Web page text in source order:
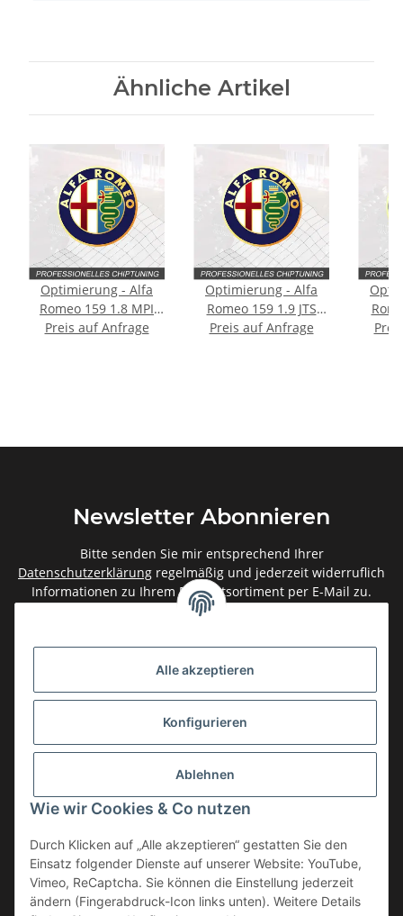
Alle akzeptieren
Konfigurieren
Ablehnen
Wie wir Cookies & Co nutzen
Durch Klicken auf „Alle akzeptieren“ gestatten Sie den
Einsatz folgender Dienste auf unserer Website: YouTube,
Vimeo, ReCaptcha. Sie können die Einstellung jederzeit
ändern (Fingerabdruck-Icon links unten). Weitere Details
Ähnliche Artikel
Optimierung - Alfa
Romeo 159 1.8 MPI
Typ:1 generation
Preis auf Anfrage
Optimierung - Alfa
Romeo 159 1.9 JTS
Typ:1 generation
Preis auf Anfrage
Newsletter Abonnieren
Bitte senden Sie mir entsprechend Ihrer
Datenschutzerklärung regelmäßig und jederzeit widerruflich
Informationen zu Ihrem Produktsortiment per E-Mail zu.
Gesetzliche Informationen
Informationen
Service
Vertrag widerrufen
* Alle Preise inkl. gesetzlicher USt., zzgl.Versand